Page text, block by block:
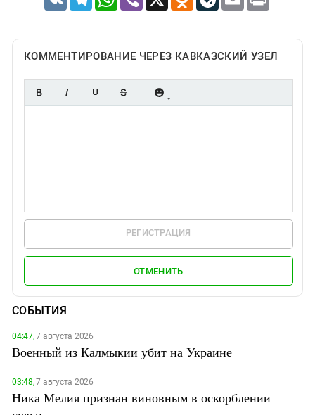
КОММЕНТИРОВАНИЕ ЧЕРЕЗ КАВКАЗСКИЙ УЗЕЛ
РЕГИСТРАЦИЯ
ОТМЕНИТЬ
СОБЫТИЯ
04:47,7 августа 2026
Военный из Калмыкии убит на Украине
03:48,7 августа 2026
Ника Мелия признан виновным в оскорблении